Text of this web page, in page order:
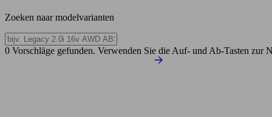
Zoeken naar modelvarianten
0 Vorschläge gefunden. Verwenden Sie die Auf- und Ab-Tasten zur